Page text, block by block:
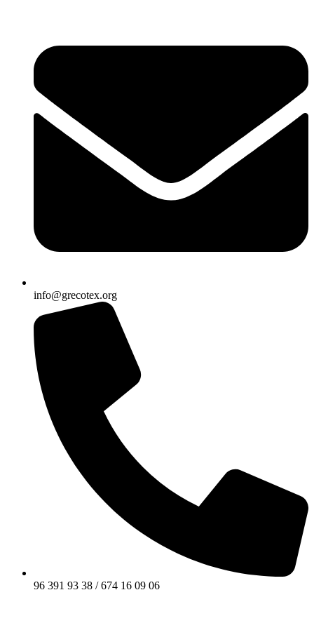
info@grecotex.org
96 391 93 38 / 674 16 09 06